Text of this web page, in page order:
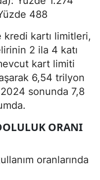
488
kartı limitleri,
2 ila 4 katı
kart limiti
6,54 trilyon
sonunda 7,8
ORANI
oranlarında